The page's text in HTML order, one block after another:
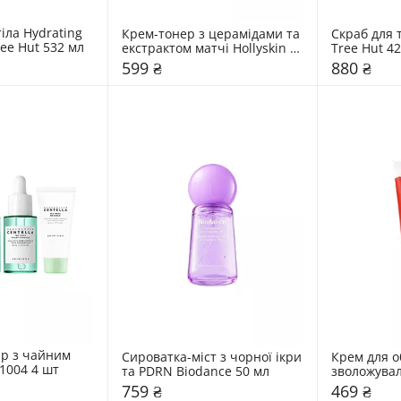
Hydrating
Крем-тонер з церамідами та
екстрактом матчі Hollyskin
50 мл
599 ₴
Скраб для
Tree Hut
880 ₴
з чайним
4 шт
Сироватка-міст з чорної ікри
та PDRN Biodance 50 мл
759 ₴
Крем для
Malevich
469 ₴